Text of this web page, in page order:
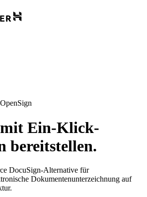
mit Ein-Klick-
bereitstellen.
DocuSign-Alternative für
Dokumentenunterzeichnung auf